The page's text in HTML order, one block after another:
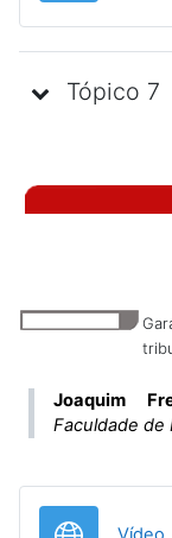
Tópico 7
Joaquim
Faculdade de